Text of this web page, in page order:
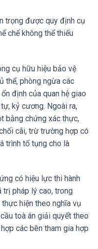
trọng được quy định cụ
chế không thể thiếu
cụ hữu hiệu bảo vệ
thể, phòng ngừa các
định của quan hệ giao
kỷ cương. Ngoài ra,
bằng chứng xác thực,
cãi, trừ trường hợp có
trình tố tụng cho là
có hiệu lực thi hành
trị pháp lý cao, trong
hiện theo nghĩa vụ
toà án giải quyết theo
các bên tham gia hợp